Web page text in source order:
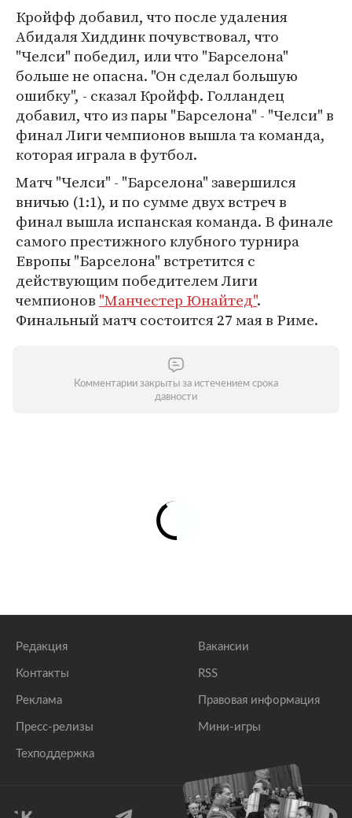
Кройфф добавил, что после удаления
Абидаля Хиддинк почувствовал, что
"Челси" победил, или что "Барселона"
больше не опасна. "Он сделал большую
ошибку", - сказал Кройфф. Голландец
добавил, что из пары "Барселона" - "Челси" в
финал Лиги чемпионов вышла та команда,
которая играла в футбол.
Матч "Челси" - "Барселона" завершился
вничью (1:1), и по сумме двух встреч в
финал вышла испанская команда. В финале
самого престижного клубного турнира
Европы "Барселона" встретится с
действующим победителем Лиги
чемпионов "Манчестер Юнайтед".
Финальный матч состоится 27 мая в Риме.
Комментарии закрыты за истечением срока
давности
Редакция
Контакты
Реклама
Пресс-релизы
Техподдержка
Вакансии
RSS
Правовая информация
Мини-игры